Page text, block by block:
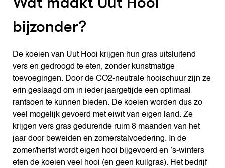
bijzonder?
De koeien van Uut Hooi krijgen hun gras uitsluitend
vers en gedroogd te eten, zonder kunstmatige
toevoegingen. Door de CO2-neutrale hooischuur zijn ze
erin geslaagd om in ieder jaargetijde een optimaal
rantsoen te kunnen bieden. De koeien worden dus zo
veel mogelijk gevoerd met eiwit van eigen land. Ze
krijgen vers gras gedurende ruim 8 maanden van het
jaar door beweiden en zomerstalvoedering. In de
zomer/herfst wordt eigen hooi bijgevoerd en ’s-winters
eten de koeien veel hooi (en geen kuilgras). Het bedrijf